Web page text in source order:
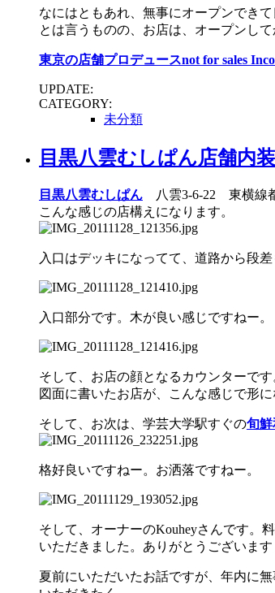
なにはともあれ、無事にオープンできて
とは言うものの、お店は、オープンし
東京の店舗プロデュースnot for sales
UPDATE:
CATEGORY:
未分類
目黒八雲むしぱん店舗内
目黒八雲むしぱん 八雲3-6-22 東横線
こんな感じの店構えになります。
入口はデッキになってて、道路から段
入口部分です。木が良い感じですねー。
そして、お店の顔となるカウンターです
図面に書いたお店が、こんな感じで形
そして、お次は、学芸大学駅すぐの旬
格好良いですねー。お洒落ですねー。
そして、オーナーのKouheyさんです。
いただきました。ありがとうございます
夏前にいただいたお話ですが、年内に